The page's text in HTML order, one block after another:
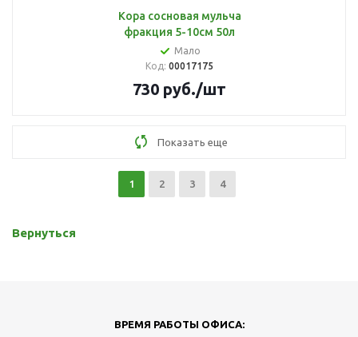
Кора сосновая мульча
фракция 5-10см 50л
Мало
Код: 00017175
730 руб./шт
Показать еще
1 2 3 4
Вернуться
ВРЕМЯ РАБОТЫ ОФИСА: